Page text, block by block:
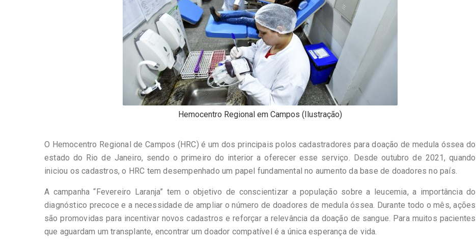
Hemocentro Regional em Campos (Ilustração)
O Hemocentro Regional de Campos (HRC) é um dos principais polos cadastradores para doação de medula óssea do
estado do Rio de Janeiro, sendo o primeiro do interior a oferecer esse serviço. Desde outubro de 2021, quando
iniciou os cadastros, o HRC tem desempenhado um papel fundamental no aumento da base de doadores no país.
A campanha “Fevereiro Laranja” tem o objetivo de conscientizar a população sobre a leucemia, a importância do
diagnóstico precoce e a necessidade de ampliar o número de doadores de medula óssea. Durante todo o mês, ações
são promovidas para incentivar novos cadastros e reforçar a relevância da doação de sangue. Para muitos pacientes
que aguardam um transplante, encontrar um doador compatível é a única esperança de vida.